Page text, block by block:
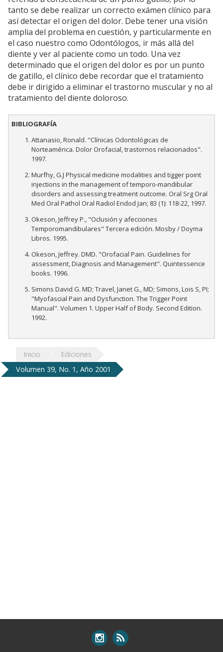
tanto se debe realizar un correcto exámen clínico para
así detectar el origen del dolor. Debe tener una visión
amplia del problema en cuestión, y particularmente en
el caso nuestro como Odontólogos, ir más allá del
diente y ver al paciente como un todo. Una vez
determinado que el origen del dolor es por un punto
de gatillo, el clínico debe recordar que el tratamiento
debe ir dirigido a eliminar el trastorno muscular y no al
tratamiento del diente doloroso.
BIBLIOGRAFÍA
Attanasio, Ronald. "Clínicas Odontológicas de
Norteamérica. Dolor Orofacial, trastornos relacionados".
1997.
Murfhy, G.J Physical medicine modalities and tigger point
injections in the management of temporo-mandibular
disorders and assessing treatment outcome. Oral Srg Oral
Med Oral Pathol Oral Radiol Endod Jan; 83 (1): 118-22, 1997.
Okeson, Jeffrey P., "Oclusión y afecciones
Temporomandibulares" Tercera edición. Mosby / Doyma
Libros. 1995.
Okeson, Jeffrey. DMD. "Orofacial Pain. Guidelines for
assessment, Diagnosis and Management". Quintessence
books. 1996.
Simons David G. MD; Travel, Janet G., MD; Simons, Lois S, PI;
"Myofascial Pain and Dysfunction. The Trigger Point
Manual". Volumen 1. Upper Half of Body. Second Edition.
1992.
Inicio
Ediciones
Volumen 39, No. 1, Año 2001